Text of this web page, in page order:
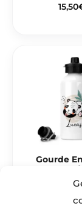
15,50
Gourde
Panda
15,50